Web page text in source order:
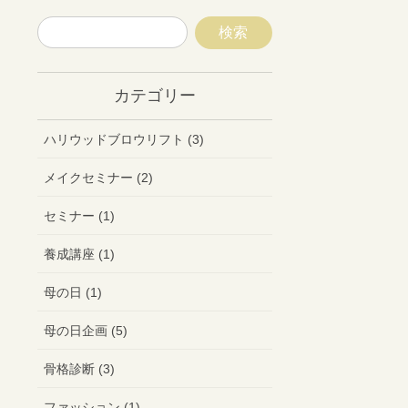
カテゴリー
ハリウッドブロウリフト (3)
メイクセミナー (2)
セミナー (1)
養成講座 (1)
母の日 (1)
母の日企画 (5)
骨格診断 (3)